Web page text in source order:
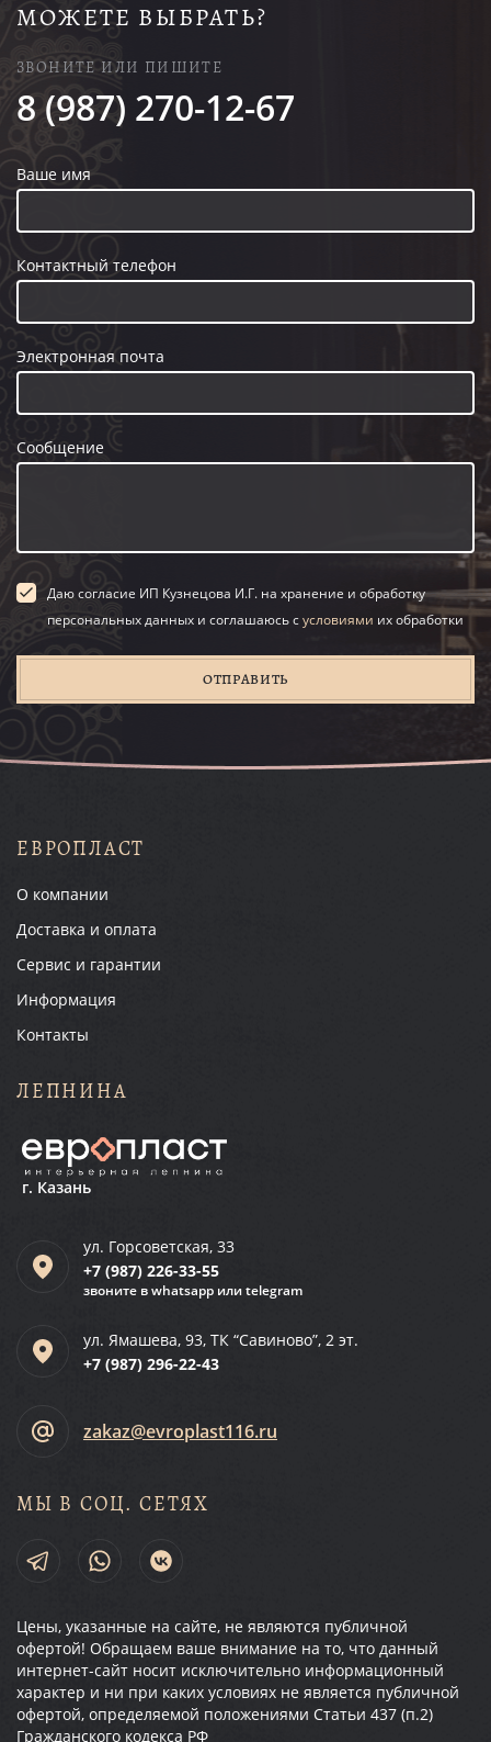
МОЖЕТЕ ВЫБРАТЬ?
ЗВОНИТЕ ИЛИ ПИШИТЕ
8 (987) 270-12-67
Ваше имя
Контактный телефон
Электронная почта
Сообщение
Даю согласие ИП Кузнецова И.Г. на хранение и обработку
персональных данных и соглашаюсь сусловиями их обработки
ОТПРАВИТЬ
ЕВРОПЛАСТ
О компании
Доставка и оплата
Сервис и гарантии
Информация
Контакты
ЛЕПНИНА
г. Казань
ул. Горсоветская, 33
+7 (987) 226-33-55
звоните в whatsapp или telegram
ул. Ямашева, 93, ТК “Савиново”, 2 эт.
+7 (987) 296-22-43
zakaz@evroplast116.ru
МЫ В СОЦ. СЕТЯХ
Цены, указанные на сайте, не являются публичной
офертой! Обращаем ваше внимание на то, что данный
интернет-сайт носит исключительно информационный
характер и ни при каких условиях не является публичной
офертой, определяемой положениями Статьи 437 (п.2)
Гражданского кодекса РФ